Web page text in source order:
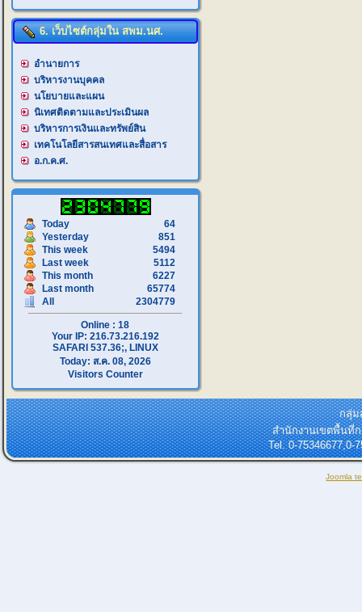
6. เว็บไซต์กลุ่มใน สพม.นศ.
อำนายการ
บริหารงานบุคคล
นโยบายและแผน
นิเทศติดตามและประเมินผล
บริหารการเงินและทรัพย์สิน
เทคโนโลยีสารสนเทศและสื่อสาร
อ.ก.ค.ศ.
Today
64
Yesterday
851
This week
5494
Last week
5112
This month
6227
Last month
65774
All
2304779
Online : 18
Your IP: 216.73.216.192
SAFARI 537.36;, LINUX
Today: ส.ค. 08, 2026
Visitors Counter
กลุ่ม
สำนักงานเขตพื้นที่
Tel. 0-75346677,0-
Joomla